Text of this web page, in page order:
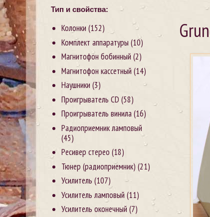
Тип и свойства:
Колонки (152)
Комплект аппаратуры (10)
Магнитофон бобинный (2)
Магнитофон кассетный (14)
Наушники (3)
Проигрыватель CD (58)
Проигрыватель винила(16)
Радиоприемник ламповый
(45)
Ресивер стерео (18)
Тюнер (радиоприемник) (21)
Усилитель (107)
Усилитель ламповый (11)
Усилитель оконечный (7)